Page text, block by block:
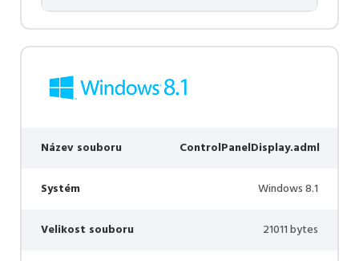
Název souboru ControlPanelDisplay.adml
Systém Windows 8.1
Velikost souboru 21011 bytes